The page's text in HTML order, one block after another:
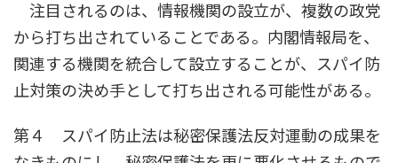
注目されるのは、情報機関の設立が、複数の政党
から打ち出されていることである。内閣情報局を、
関連する機関を統合して設立することが、スパイ防
止対策の決め手として打ち出される可能性がある。
第４ スパイ防止法は秘密保護法反対運動の成果を